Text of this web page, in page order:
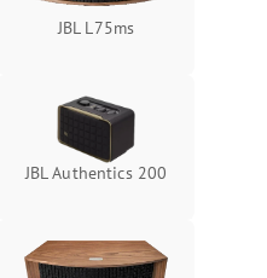
JBL L75ms
JBL Authentics 200